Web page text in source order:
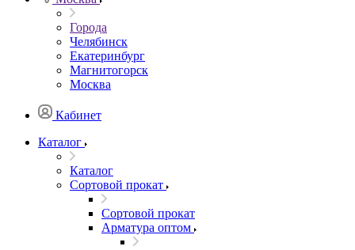
Города
Челябинск
Екатеринбург
Магнитогорск
Москва
Кабинет
Каталог
Каталог
Сортовой прокат
Сортовой прокат
Арматура оптом